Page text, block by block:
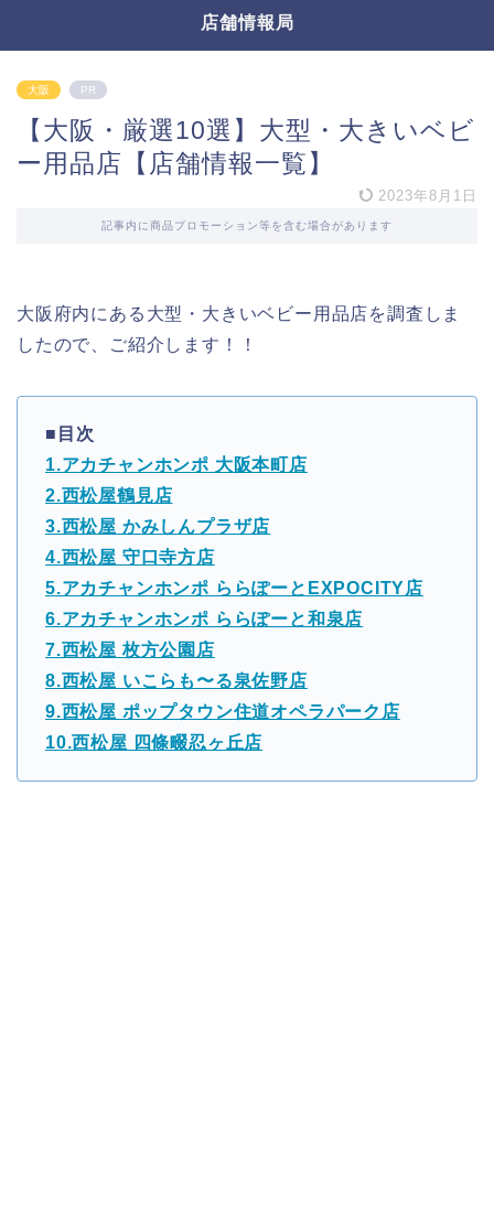
店舗情報局
大阪 PR
【大阪・厳選10選】大型・大きいベビ
ー用品店【店舗情報一覧】
2023年8月1日
記事内に商品プロモーション等を含む場合があります
大阪府内にある大型・大きいベビー用品店を調査しま
したので、ご紹介します！！
■目次
1.アカチャンホンポ 大阪本町店
2.西松屋鶴見店
3.西松屋 かみしんプラザ店
4.西松屋 守口寺方店
5.アカチャンホンポ ららぽーとEXPOCITY店
6.アカチャンホンポ ららぽーと和泉店
7.西松屋 枚方公園店
8.西松屋 いこらも〜る泉佐野店
9.西松屋 ポップタウン住道オペラパーク店
10.西松屋 四條畷忍ヶ丘店